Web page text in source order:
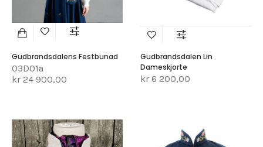
Gudbrandsdalens Festbunad
03D01a
kr 24 900,00
Gudbrandsdalen Lin
Dameskjorte
kr 6 200,00